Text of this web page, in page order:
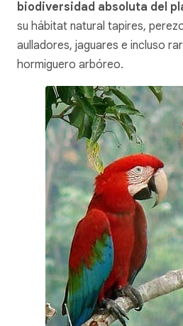
biodiversidad absoluta del
su hábitat natural tapires,
aulladores, jaguares e incluso
hormiguero arbóreo.